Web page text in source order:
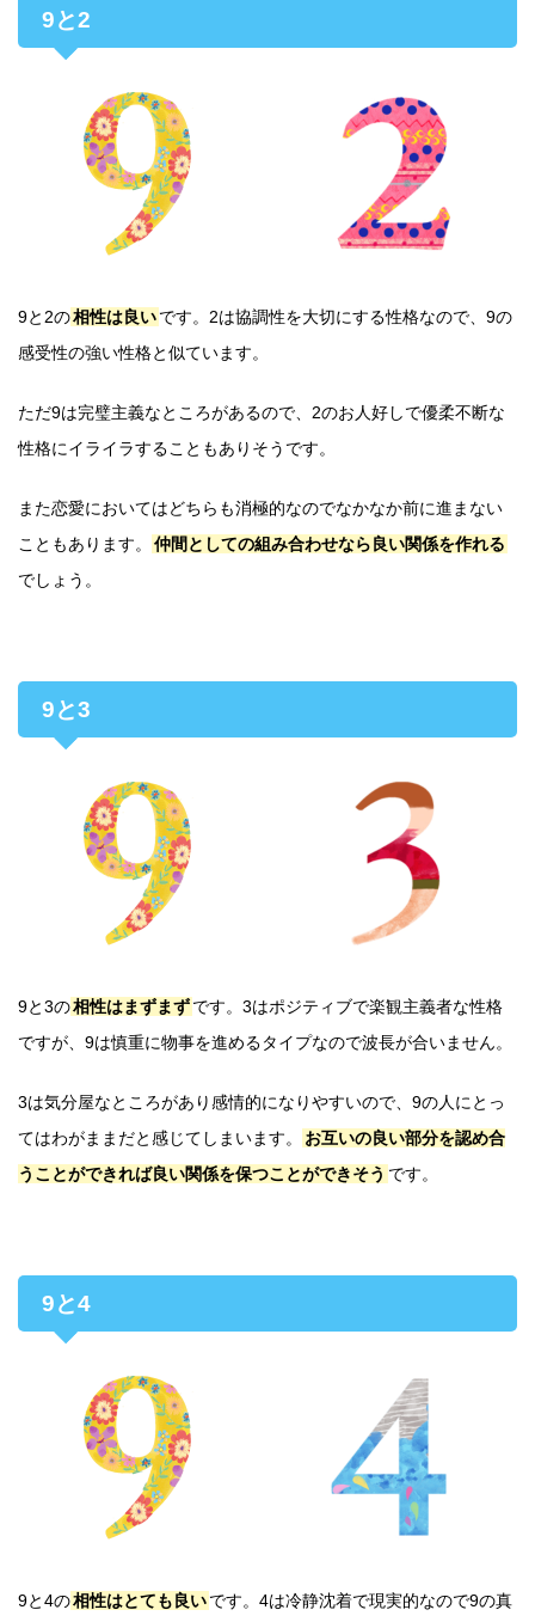
9と2
9と2の相性は良いです。2は協調性を大切にする性格なので、9の
感受性の強い性格と似ています。
ただ9は完璧主義なところがあるので、2のお人好しで優柔不断な
性格にイライラすることもありそうです。
また恋愛においてはどちらも消極的なのでなかなか前に進まない
こともあります。
仲間としての組み合わせなら良い関係を作れる
でしょう。
9と3
9と3の相性はまずまずです。3はポジティブで楽観主義者な性格
ですが、9は慎重に物事を進めるタイプなので波長が合いません。
3は気分屋なところがあり感情的になりやすいので、9の人にとっ
てはわがままだと感じてしまいます。
お互いの良い部分を認め合
うことができれば良い関係を保つことができそう です。
9と4
9と4の相性はとても良いです。4は冷静沈着で現実的なので9の真